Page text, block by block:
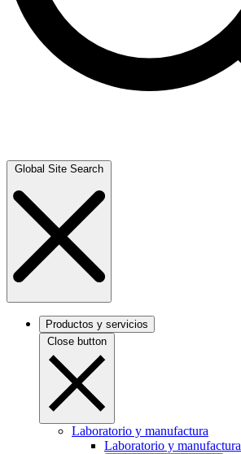
Global Site Search
Productos y servicios
Close button
Laboratorio y manufactura
Laboratorio y manufactura